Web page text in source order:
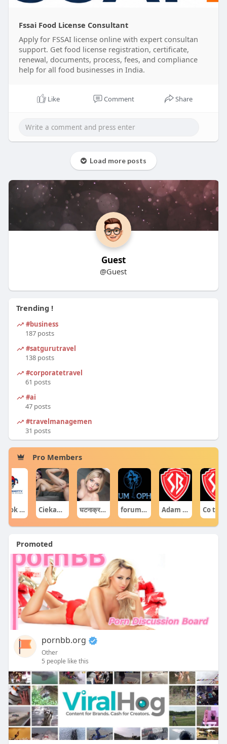
#fssaifoodlicence
Fssai Food License Consultant
Apply for FSSAI license online with expert consultan
support. Get food license registration, certificate,
renewal, documents, process, fees, and compliance
help for all food businesses in India.
Like Comment Share
Load more posts
Guest
@Guest
Trending !
#business
187 posts
#satgurutravel
138 posts
#corporatetravel
61 posts
#ai
47 posts
#travelmanagement
31 posts
Pro Members
tiktok shotty Ciekawe Filmy घटनाक्रम खेल आयोजन guru forumophiliacom Official Adam Sraczka. Co ty opowiadasz za historiee
Promoted
pornbb.org
Other
5 people like this